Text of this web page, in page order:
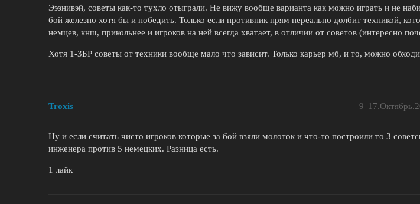
Эээнивэй, советы как-то тухло отыграли. Не вижу вообще варианта как можно играть и не
бой железно хотя бы и победить. Только если противник прям нереально долбит техникой,
немцев, кнш, прикольнее и игроков на ней всегда хватает, в отличии от советов (интересно
Хотя 1-3БР советы от техники вообще мало что зависит. Только карьер мб, и то, можно
Troxis 9
Ну и если считать чисто игроков которые за бой взяли молоток и что-то построили то 3
инженера против 5 немецких. Разница есть.
1 лайк